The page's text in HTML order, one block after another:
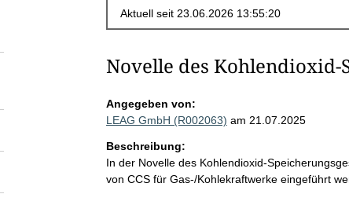
Novelle des Kohlendioxid-
Angegeben von:
LEAG GmbH (R002063) am 21.07.2025
Beschreibung:
In der Novelle des Kohlendioxid-
von CCS für Gas-/Kohlekraftwerke eingeführt